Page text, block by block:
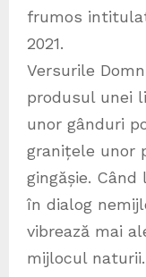
frumos
2021.
Versurile
produsul unei
unor gânduri
granițele unor
gingășie.
în dialog
vibrează mai
mijlocul naturii.